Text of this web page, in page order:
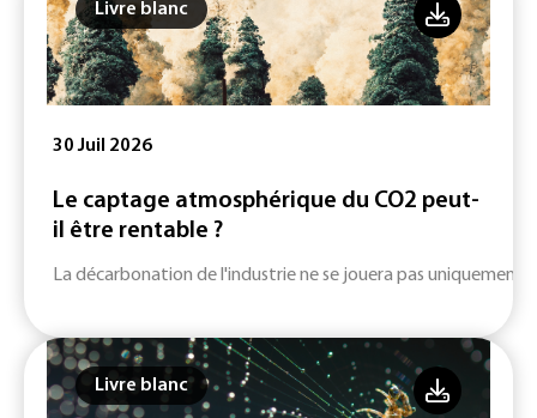
Livre blanc
30 Juil 2026
Le captage atmosphérique du CO2 peut-
il être rentable ?
La décarbonation de l'industrie ne se jouera pas uniquement
Livre blanc